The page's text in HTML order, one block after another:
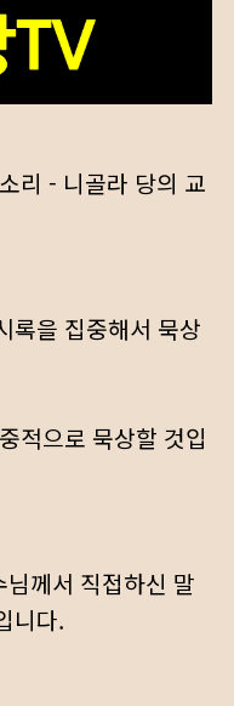
리 - 니골라 당의 교
록을 집중해서 묵상
적으로 묵상할 것입
께서 직접하신 말
니다.